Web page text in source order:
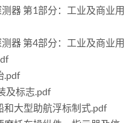
器 第1部分：工业及商业用
器 第4部分：工业及商业用
.pdf
及标志.pdf
和大型助航浮标制式.pdf